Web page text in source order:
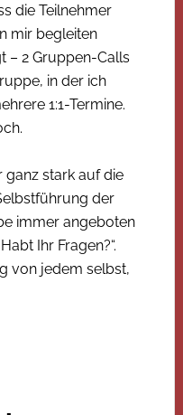
die Teilnehmer
mir begleiten
– 2 Gruppen-Calls
in der ich
1:1-Termine.
ganz stark auf die
der
immer angeboten
Ihr Fragen?“.
von jedem selbst,